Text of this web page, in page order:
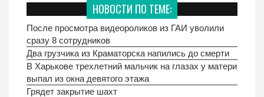
НОВОСТИ ПО ТЕМЕ:
После просмотра видеороликов из ГАИ уволили
сразу 8 сотрудников
Два грузчика из Краматорска напились до смерти
В Харькове трехлетний мальчик на глазах у матери
выпал из окна девятого этажа
Грядет закрытие шахт